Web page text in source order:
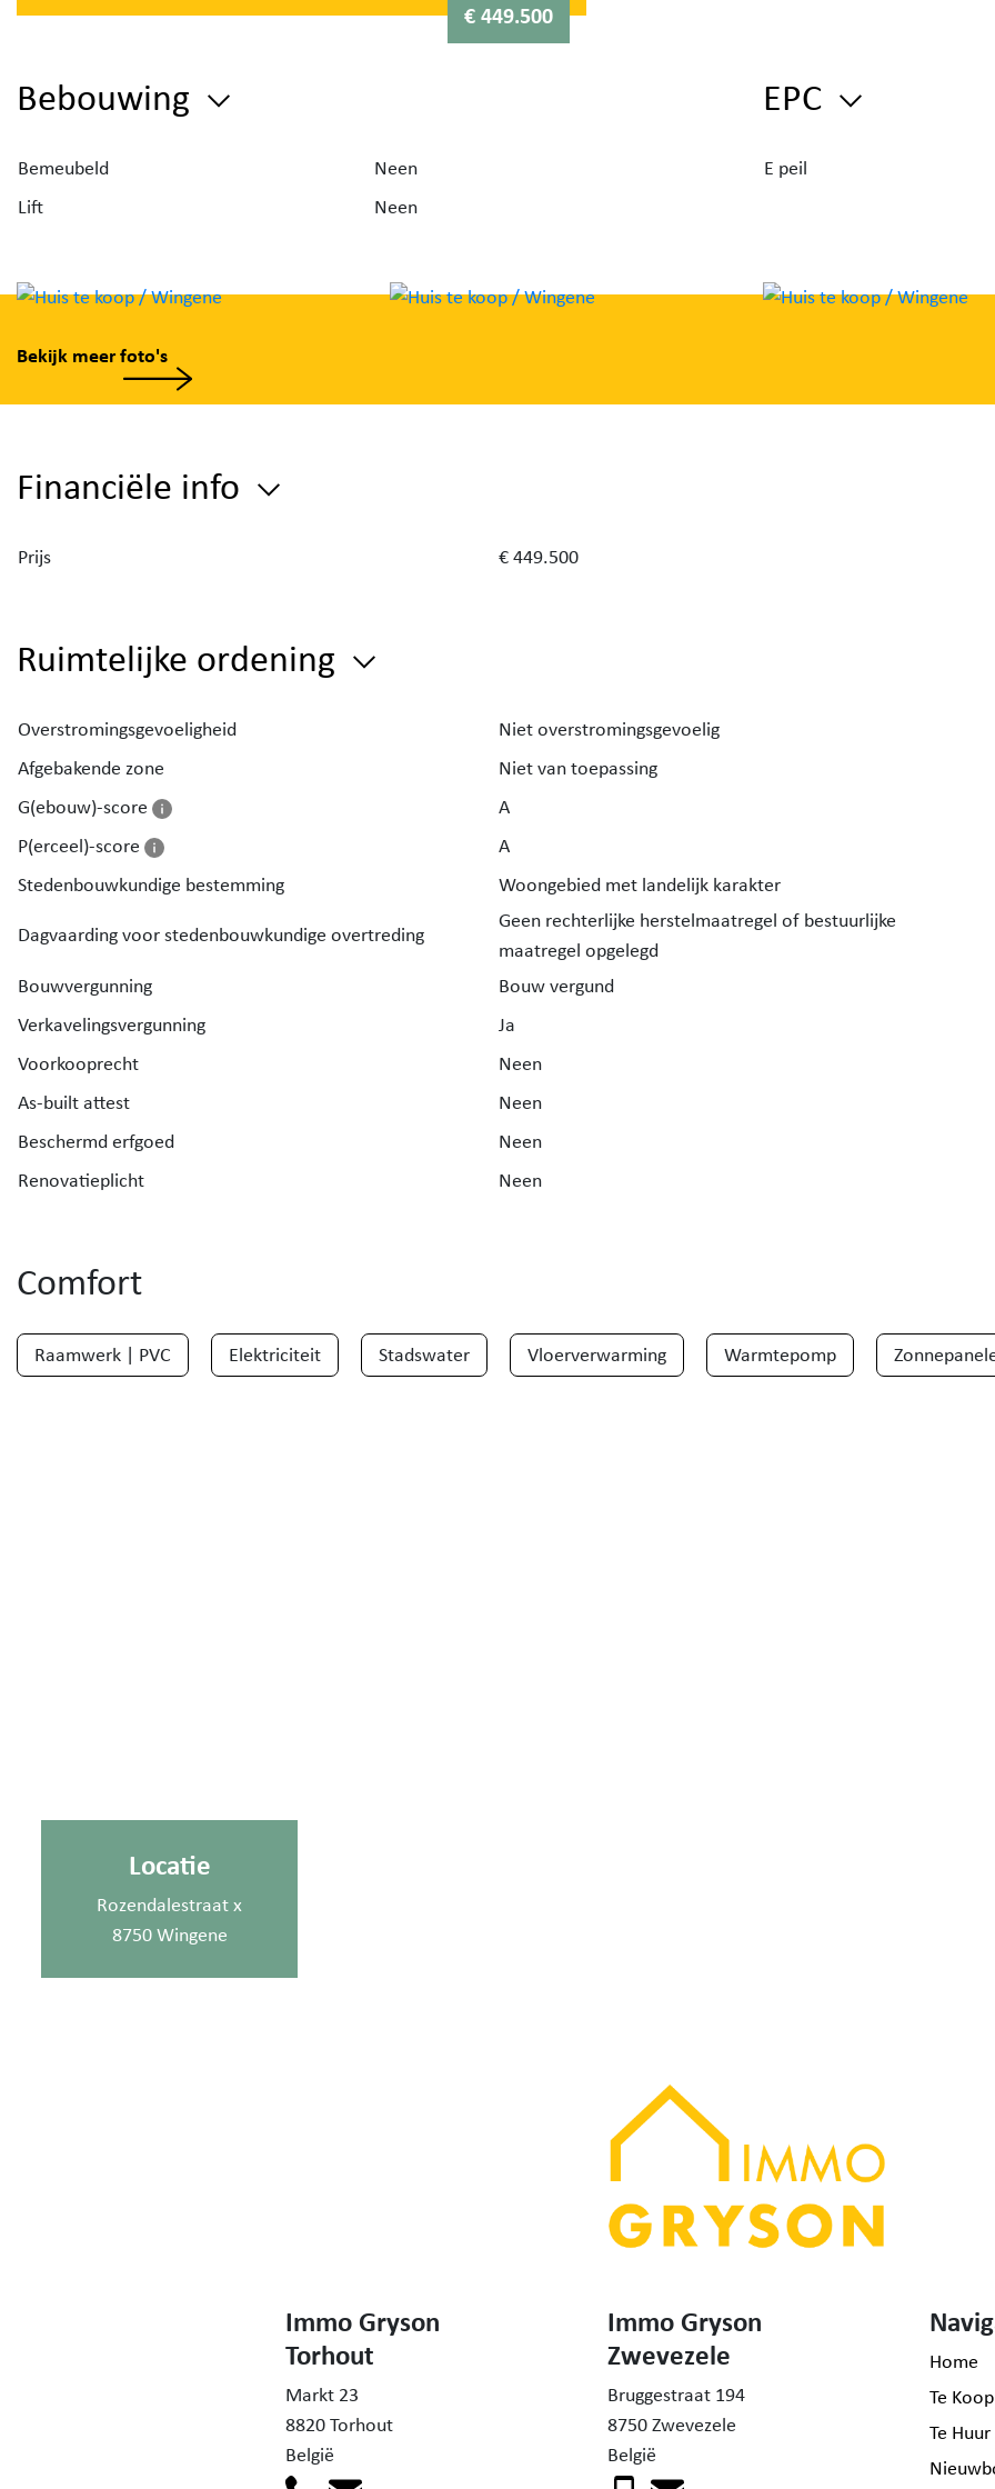
Elke woning biedt een ruime leefruimte met volledig
ingerichte open keuken, een praktische berging en een
grote tuin waar u in alle rust kunt ontspannen.
Bovendien voldoen deze woningen aan de nieuwste
en een duurzame investering in de toekomst.
Parkeerplaatsen bij de woning zijn inbegrepen in de prijs.
Lot 1,2 en 3 nog te koop. Lot 4 reeds verkocht.
€ 449.500
Bebouwing
Bemeubeld
Neen
Lift
Neen
EPC
E peil
Bekijk meer foto's
Financiële info
Prijs € 449.500
Ruimtelijke ordening
Overstromingsgevoeligheid
Niet overstromingsgevoelig
Afgebakende zone
Niet van toepassing
G(ebouw)-score
A
P(erceel)-score
A
Stedenbouwkundige bestemming
Woongebied met landelijk karakter
Dagvaarding voor stedenbouwkundige overtreding
Geen rechterlijke herstelmaatregel of bestuurlijke
maatregel opgelegd
Bouwvergunning
Bouw vergund
Verkavelingsvergunning
Ja
Voorkooprecht
Neen
As-built attest
Neen
Beschermd erfgoed
Neen
Renovatieplicht
Neen
Comfort
Raamwerk | PVC Elektriciteit Stadswater Vloerverwarming Warmtepomp
Locatie
Rozendalestraat x
8750 Wingene
Immo Gryson
Torhout
Markt 23
8820 Torhout
België
Immo Gryson
Zwevezele
Bruggestraat 194
8750 Zwevezele
België
Home
Te Koop
Te Huur